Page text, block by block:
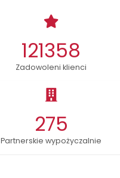
121358
Zadowoleni klienci
275
Partnerskie wypożyczalnie